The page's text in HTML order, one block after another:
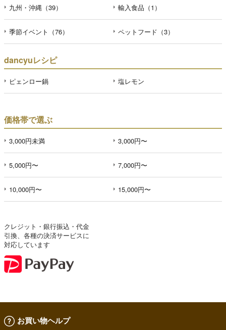
九州・沖縄（39） 輸入食品（1）
季節イベント（76） ペットフード（3）
dancyuレシピ
ピェンロー鍋 塩レモン
価格帯で選ぶ
3,000円未満 3,000円〜
5,000円〜 7,000円〜
10,000円〜 15,000円〜
クレジット・銀行振込・代金
引換、各種の決済サービスに
対応しています
お買い物ヘルプ